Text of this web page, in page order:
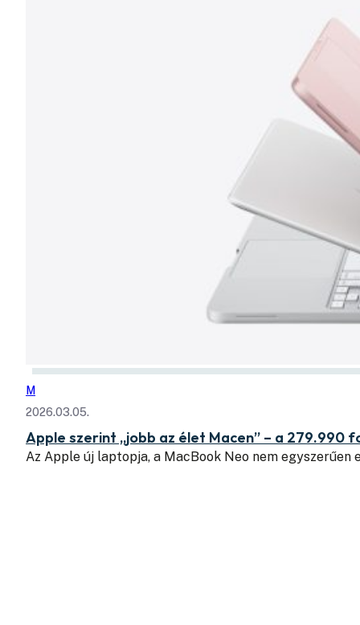
M
2026.03.05.
Apple szerint „jobb az élet Macen” – a 279.990
Az Apple új laptopja, a MacBook Neo nem egyszerűen